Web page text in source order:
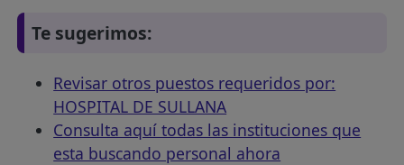
Te sugerimos:
Revisar otros puestos requeridos por:
HOSPITAL DE SULLANA
Consulta aquí todas las instituciones que
esta buscando personal ahora